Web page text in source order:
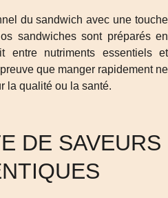
du sandwich avec une touche
sandwiches sont préparés en
entre nutriments essentiels et
que manger rapidement ne
la qualité ou la santé.
DE SAVEURS